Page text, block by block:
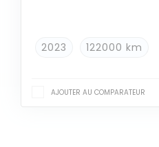
2023 122000 km
AJOUTER AU COMPARATEUR